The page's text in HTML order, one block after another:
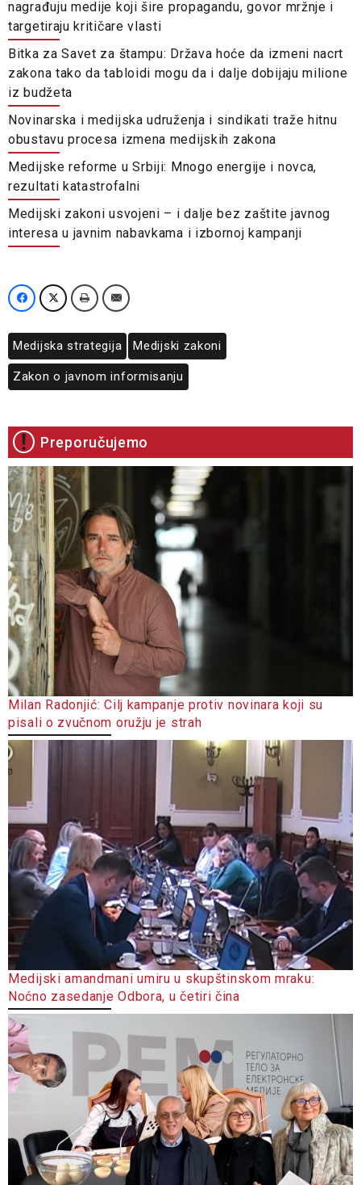
nagrađuju medije koji šire propagandu, govor mržnje i
targetiraju kritičare vlasti
Bitka za Savet za štampu: Država hoće da izmeni nacrt
zakona tako da tabloidi mogu da i dalje dobijaju milione
iz budžeta
Novinarska i medijska udruženja i sindikati traže hitnu
obustavu procesa izmena medijskih zakona
Medijske reforme u Srbiji: Mnogo energije i novca,
rezultati katastrofalni
Medijski zakoni usvojeni – i dalje bez zaštite javnog
interesa u javnim nabavkama i izbornoj kampanji
Medijska strategija Medijski zakoni
Zakon o javnom informisanju
Preporučujemo
Milan Radonjić: Cilj kampanje protiv novinara koji su
pisali o zvučnom oružju je strah
Medijski amandmani umiru u skupštinskom mraku:
Noćno zasedanje Odbora, u četiri čina